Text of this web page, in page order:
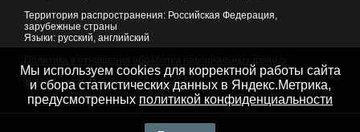
Территория распространения: Российская Федерация,
зарубежные страны
Языки: русский, английский
© 2007 - 2026Портал Читы и Забайкальского края
Мы используем cookies для корректной работы сайта
и сбора статистических данных в Яндекс.Метрика,
предусмотренных политикой конфиденциальности